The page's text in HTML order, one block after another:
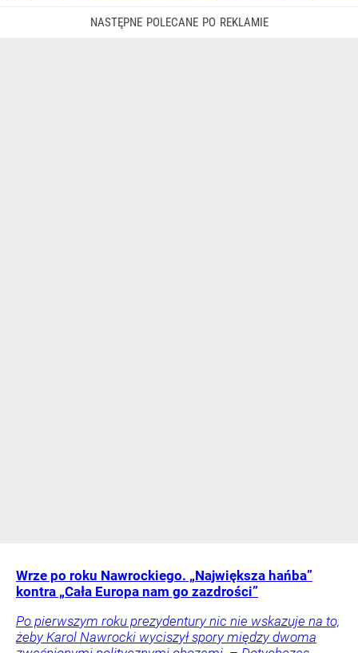
Wrze po roku Nawrockiego. „Największa hańba”
kontra „Cała Europa nam go zazdrości”
Po pierwszym roku prezydentury nic nie wskazuje na to,
żeby Karol Nawrocki wyciszył spory między dwoma